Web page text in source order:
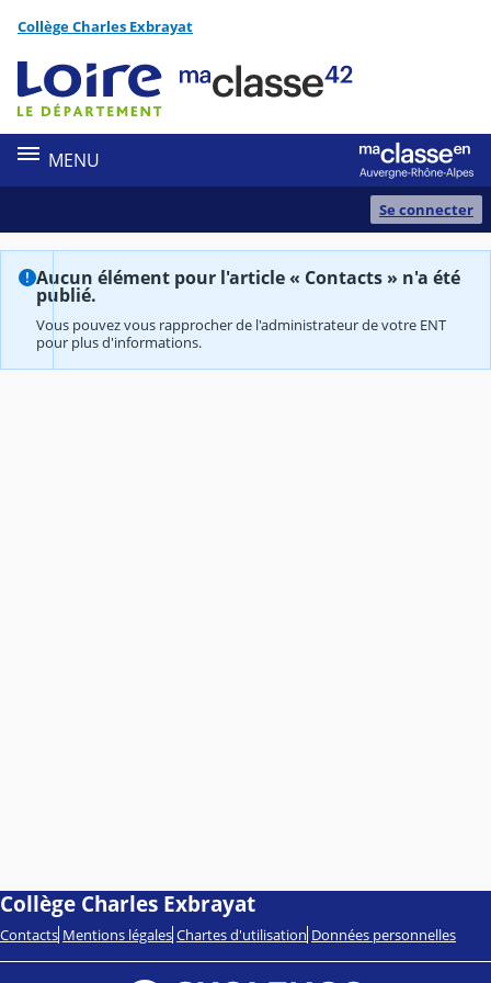
Contenu
Collège Charles Exbrayat
MENU
Se connecter
Aucun élément pour l'article « Contacts » n'a été
publié.
Vous pouvez vous rapprocher de l'administrateur de votre ENT
pour plus d'informations.
Collège Charles Exbrayat
Contacts Mentions légales Chartes d'utilisation Données personnelles